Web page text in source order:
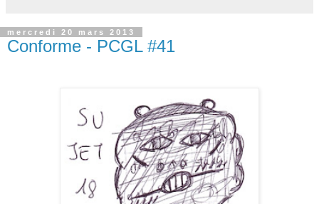
mercredi 20 mars 2013
Conforme - PCGL #41